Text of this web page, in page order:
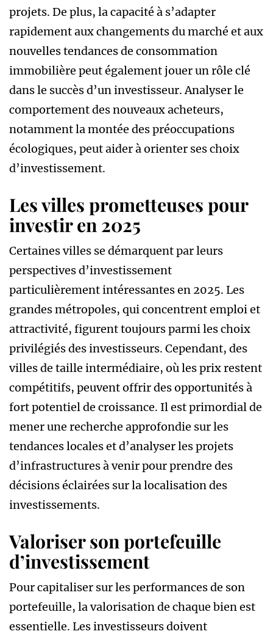
projets. De plus, la capacité à s’adapter
rapidement aux changements du marché et aux
nouvelles tendances de consommation
immobilière peut également jouer un rôle clé
dans le succès d’un investisseur. Analyser le
comportement des nouveaux acheteurs,
notamment la montée des préoccupations
écologiques, peut aider à orienter ses choix
d’investissement.
Les villes prometteuses pour
investir en 2025
Certaines villes se démarquent par leurs
perspectives d’investissement
particulièrement intéressantes en 2025. Les
grandes métropoles, qui concentrent emploi et
attractivité, figurent toujours parmi les choix
privilégiés des investisseurs. Cependant, des
villes de taille intermédiaire, où les prix restent
compétitifs, peuvent offrir des opportunités à
fort potentiel de croissance. Il est primordial de
mener une recherche approfondie sur les
tendances locales et d’analyser les projets
d’infrastructures à venir pour prendre des
décisions éclairées sur la localisation des
investissements.
Valoriser son portefeuille
d’investissement
Pour capitaliser sur les performances de son
portefeuille, la valorisation de chaque bien est
essentielle. Les investisseurs doivent